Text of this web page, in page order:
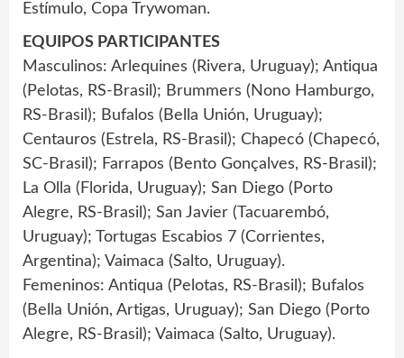
Estímulo, Copa Trywoman.
EQUIPOS PARTICIPANTES
Masculinos: Arlequines (Rivera, Uruguay); Antiqua
(Pelotas, RS-Brasil); Brummers (Nono Hamburgo,
RS-Brasil); Bufalos (Bella Unión, Uruguay);
Centauros (Estrela, RS-Brasil); Chapecó (Chapecó,
SC-Brasil); Farrapos (Bento Gonçalves, RS-Brasil);
La Olla (Florida, Uruguay); San Diego (Porto
Alegre, RS-Brasil); San Javier (Tacuarembó,
Uruguay); Tortugas Escabios 7 (Corrientes,
Argentina); Vaimaca (Salto, Uruguay).
Femeninos: Antiqua (Pelotas, RS-Brasil); Bufalos
(Bella Unión, Artigas, Uruguay); San Diego (Porto
Alegre, RS-Brasil); Vaimaca (Salto, Uruguay).